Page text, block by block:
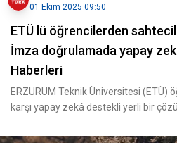
01 Ekim 2025 09:50
ETÜ lü öğrencilerden
İmza doğrulamada yapay
Haberleri
ERZURUM Teknik Üniversitesi (ETÜ)
karşı yapay zekâ destekli yerli bir